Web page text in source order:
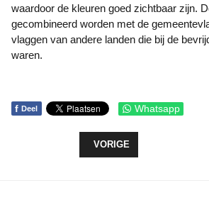
waardoor de kleuren goed zichtbaar zijn.
gecombineerd worden met de
vlaggen van andere landen die bij de
waren.
f Deel Whatsapp
VORIG ARTIKEL:
VORIGE